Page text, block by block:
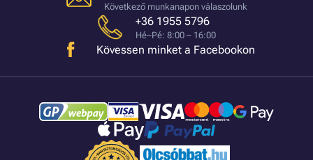
Következő munkanapon válaszolunk
+36 1955 5796
Hé–Pé: 8:00 – 16:00
Kövessen minket a Facebookon